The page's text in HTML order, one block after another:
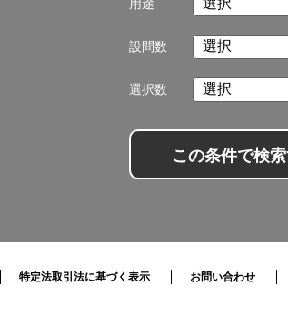
用途
設問数
選択数
この条件で検
特定法取引法に基づく表示 お問い合わせ